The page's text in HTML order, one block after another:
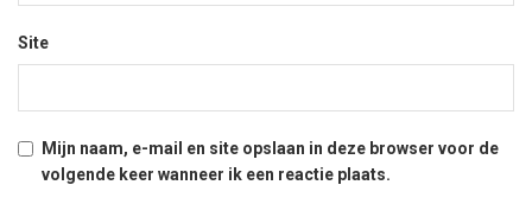
Site
Mijn naam, e-mail en site opslaan in deze browser voor de
volgende keer wanneer ik een reactie plaats.